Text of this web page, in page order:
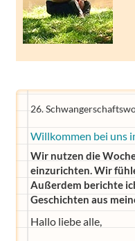
26.
Willkommen bei uns
Wir nutzen die
einzurichten. Wir
Außerdem berichte
Geschichten aus
Hallo liebe alle,